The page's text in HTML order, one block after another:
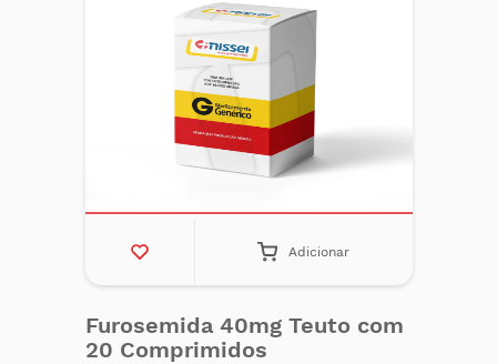
Adicionar
Furosemida 40mg Teuto com
20 Comprimidos